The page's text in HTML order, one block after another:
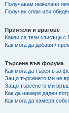
Получавам нежелани
Получих спам или
Приятели и врагове
Какви са тези списъци с
Как мога да добавя /
Търсене във форума
Как мога да търся във
Защо търсенето ми не
Защо търсенето ми
Как да намеря даден
Как мога да намеря